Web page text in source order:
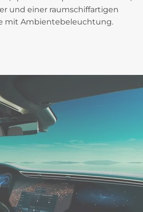
und einer raumschiffartigen
mit Ambientebeleuchtung.